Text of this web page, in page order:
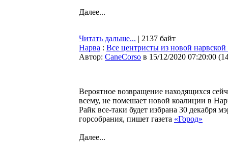
Далее...
Читать дальше... | 2137 байт
Нарва : Все центристы из новой
Автор: CaneCorso в 15/12/2020 07:20:00 (
Вероятное возвращение находящихся
всему, не помешает новой коалиции в
Райк все-таки будет избрана 30 декабря
горсобрания, пишет газета «Город»
Далее...